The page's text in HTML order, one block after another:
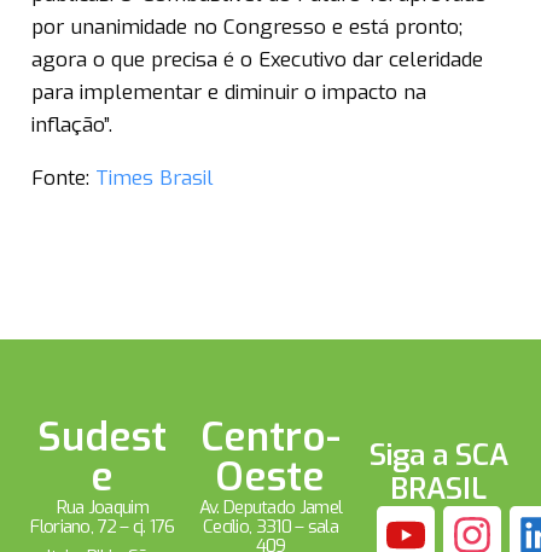
por unanimidade no Congresso e está pronto;
agora o que precisa é o Executivo dar celeridade
para implementar e diminuir o impacto na
inflação”.
Fonte: Times Brasil
Sudest
e
Rua Joaquim
Floriano, 72 – cj. 176
Centro-
Oeste
Av. Deputado Jamel
Cecílio, 3310 – sala
409
Siga a SCA
BRASIL